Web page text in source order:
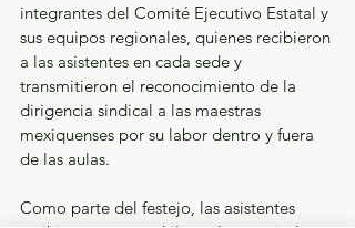
integrantes del Comité Ejecutivo Estatal y
sus equipos regionales, quienes recibieron
a las asistentes en cada sede y
transmitieron el reconocimiento de la
dirigencia sindical a las maestras
mexiquenses por su labor dentro y fuera
de las aulas.
Como parte del festejo, las asistentes